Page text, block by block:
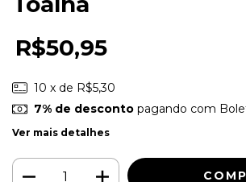
R$50,95
10 x de R$5,30
7% de descontopagando com
Ver mais detalhes